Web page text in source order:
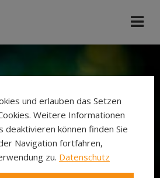
und erlauben das Setzen
Weitere Informationen
deaktivieren können finden Sie
Navigation fortfahren,
zu. Datenschutz